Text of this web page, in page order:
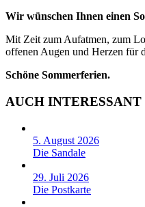
Wir wünschen Ihnen einen
Mit Zeit zum Aufatmen, zum
offenen Augen und Herzen für
Schöne Sommerferien.
AUCH INTERESSANT
5. August 2026
Die Sandale
29. Juli 2026
Die Postkarte